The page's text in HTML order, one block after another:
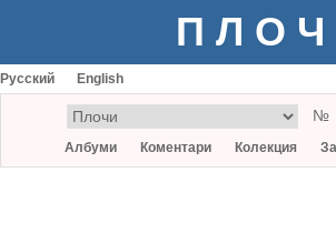
Русский English
№
Албуми Коментари Колекция